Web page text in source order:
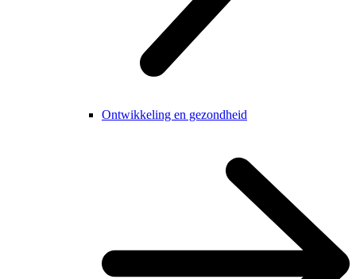
Ontwikkeling en gezondheid